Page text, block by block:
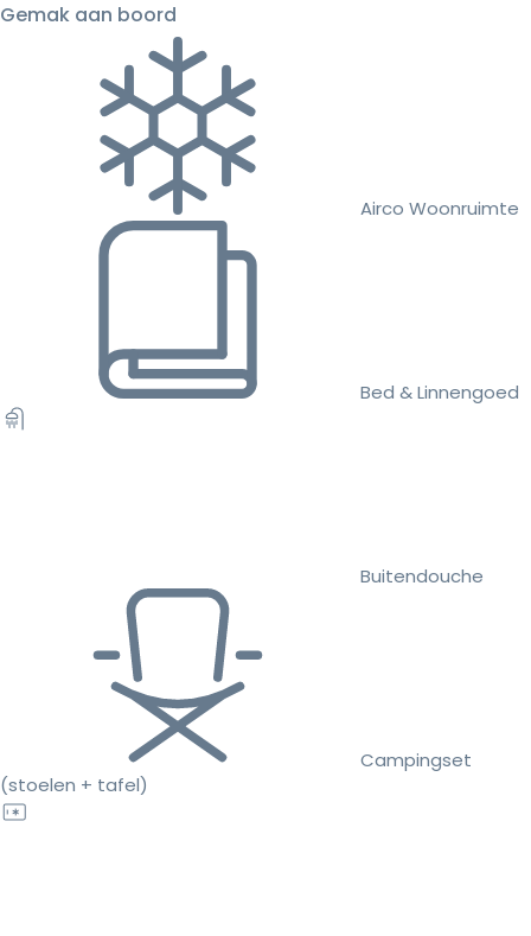
Gemak aan boord
Airco Woonruimte
Bed & Linnengoed
Buitendouche
Campingset
(stoelen + tafel)